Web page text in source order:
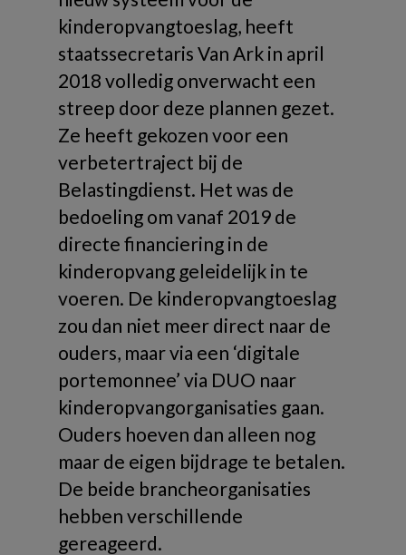
kinderopvangtoeslag, heeft
staatssecretaris Van Ark in april
2018 volledig onverwacht een
streep door deze plannen gezet.
Ze heeft gekozen voor een
verbetertraject bij de
Belastingdienst. Het was de
bedoeling om vanaf 2019 de
directe financiering in de
kinderopvang geleidelijk in te
voeren. De kinderopvangtoeslag
zou dan niet meer direct naar de
ouders, maar via een ‘digitale
portemonnee’ via DUO naar
kinderopvangorganisaties gaan.
Ouders hoeven dan alleen nog
maar de eigen bijdrage te betalen.
De beide brancheorganisaties
hebben verschillende
gereageerd.